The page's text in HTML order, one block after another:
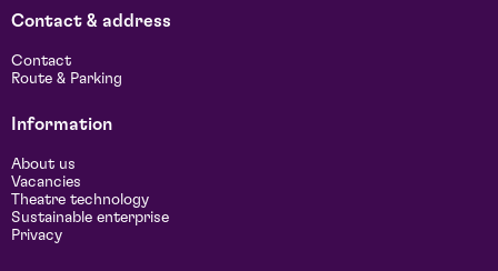
Contact & address
Contact
Route & Parking
Information
About us
Vacancies
Theatre technology
Sustainable enterprise
Privacy